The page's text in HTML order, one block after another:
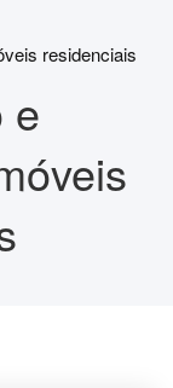
residenciais
e